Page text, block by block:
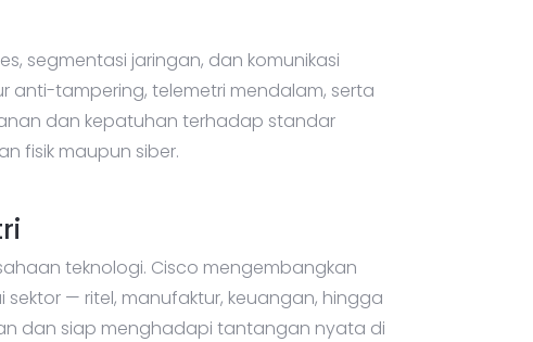
segmentasi jaringan, dan komunikasi
anti-tampering, telemetri mendalam, serta
dan kepatuhan terhadap standar
fisik maupun siber.
teknologi. Cisco mengembangkan
— ritel, manufaktur, keuangan, hingga
dan siap menghadapi tantangan nyata di